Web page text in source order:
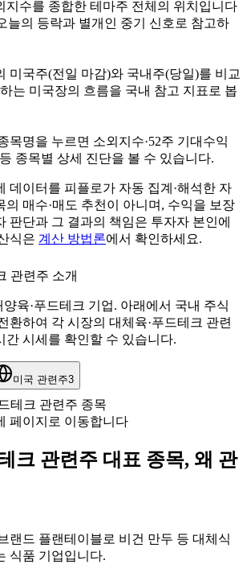
지수를 종합한 테마주 전체의 위치입니다
늘의 등락과 별개인 중기 신호로 참고하
미국주(전일 마감)와 국내주(당일)를 비교
는 미국장의 흐름을 국내 참고 지표로 봅
목명을 누르면 소외지수·52주 기대수익
등 종목별 상세 진단을 볼 수 있습니다.
데이터를 피플로가 자동 집계·해석한 자
의 매수·매도 추천이 아니며, 수익을 보장
판단과 그 결과의 책임은 투자자 본인에
식은 계산 방법론에서 확인하세요.
관련주 소개
양육·푸드테크 기업. 아래에서 국내 주식
환하여 각 시장의 대체육·푸드테크 관련
간 시세를 확인할 수 있습니다.
미국 관련주3
테크 관련주 종목
페이지로 이동합니다
크 관련주 대표 종목, 왜 관
랜드 플랜테이블로 비건 만두 등 대체식
식품 기업입니다.